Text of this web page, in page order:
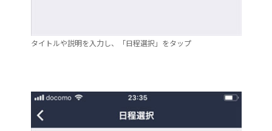
タイトルや説明を入力し、「日程選択」をタップ